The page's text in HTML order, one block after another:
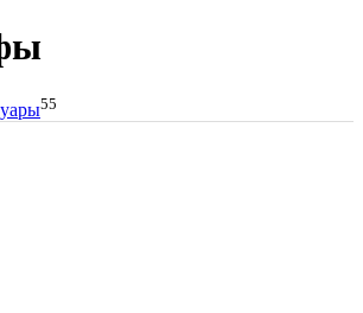
55